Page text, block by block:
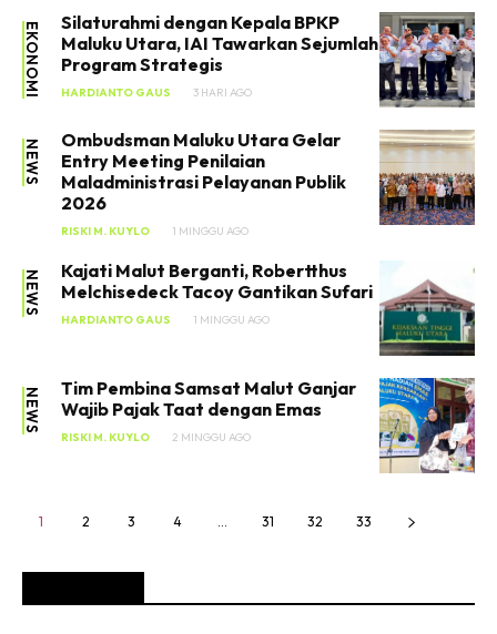
EKONOMI
Silaturahmi dengan Kepala BPKP
Maluku Utara, IAI Tawarkan Sejumlah
Program Strategis
HARDIANTO GAUS 3 HARI AGO
NEWS
Ombudsman Maluku Utara Gelar
Entry Meeting Penilaian
Maladministrasi Pelayanan Publik
2026
RISKI M. KUYLO 1 MINGGU AGO
NEWS
Kajati Malut Berganti, Robertthus
Melchisedeck Tacoy Gantikan Sufari
HARDIANTO GAUS 1 MINGGU AGO
NEWS
Tim Pembina Samsat Malut Ganjar
Wajib Pajak Taat dengan Emas
RISKI M. KUYLO 2 MINGGU AGO
1 2 3 4 31 32 33